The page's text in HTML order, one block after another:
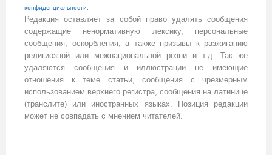
конфиденциальности.
Редакция оставляет за собой право удалять сообщения
содержащие ненормативную лексику, персональные
сообщения, оскорбления, а также призывы к разжиганию
религиозной или межнациональной розни и т.д. Так же
удаляются сообщения и иллюстрации не имеющие
отношения к теме статьи, сообщения с чрезмерным
использованием верхнего регистра, сообщения на латинице
(транслите) или иностранных языках. Позиция редакции
может не совпадать с мнением читателей.